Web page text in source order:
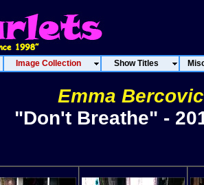
Image Collection Show Titles
Emma
"Don't Breathe" -